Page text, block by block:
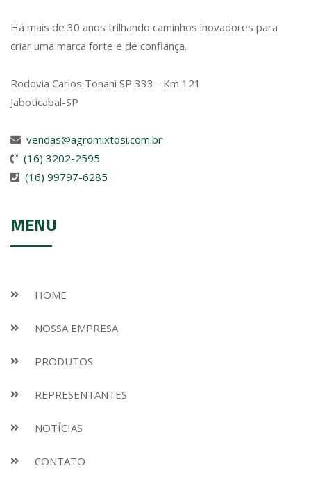
Há mais de 30 anos trilhando caminhos inovadores para
criar uma marca forte e de confiança.
Rodovia Carlos Tonani SP 333 - Km 121
Jaboticabal-SP
vendas@agromixtosi.com.br
(16) 3202-2595
(16) 99797-6285
MENU
HOME
NOSSA EMPRESA
PRODUTOS
REPRESENTANTES
NOTÍCIAS
CONTATO